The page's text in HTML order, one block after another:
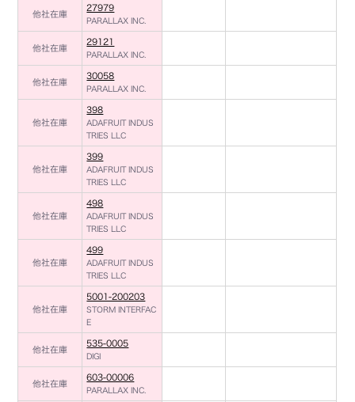
他社在庫
27979
PARALLAX INC.
他社在庫
29121
PARALLAX INC.
他社在庫
30058
PARALLAX INC.
他社在庫
398
ADAFRUIT INDUS
TRIES LLC
他社在庫
399
ADAFRUIT INDUS
TRIES LLC
他社在庫
498
ADAFRUIT INDUS
TRIES LLC
他社在庫
499
ADAFRUIT INDUS
TRIES LLC
他社在庫
5001-200203
STORM INTERFAC
E
他社在庫
535-0005
DIGI
他社在庫
603-00006
PARALLAX INC.